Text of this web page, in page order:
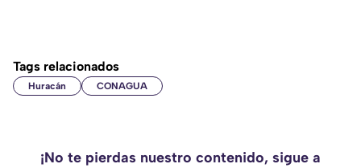
Tags relacionados
Huracán CONAGUA
¡No te pierdas nuestro contenido, sigue a